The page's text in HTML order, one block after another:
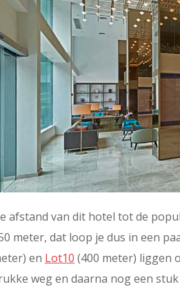
afstand van dit hotel tot de
meter, dat loop je dus in een
en Lot10 (400 meter) liggen
weg en daarna nog een